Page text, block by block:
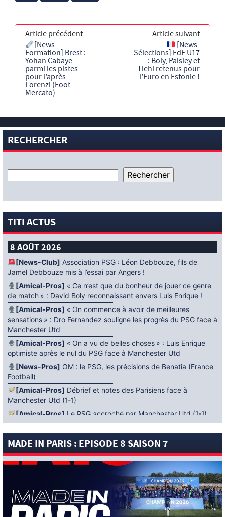
Article précédent
[News-
Formation] Brest :
Yohan Cabaye
parmi les pistes
pour l’après-
Lorenzi (Foot
Mercato)
Article suivant
[News-
Sélections] EdF U17
: Boly, Paisley et
Tiehi retenus pour
l’Euro en Estonie !
RECHERCHER
TITI ACTUS
8 AOÛT 2026
[News-Club] Association PSG : Léon Debbouze, fils de
Jamel Debbouze mis à l’essai par Angers !
[Amical-Pros] « Ce n’est que du bonheur de jouer ce genre
de match » : David Boly reconnaissant envers Luis Enrique !
[Amical-Pros] « On commence à avoir de meilleures
sensations » : Dro Fernandez souligne les progrès du PSG face à
Manchester Utd
[Amical-Pros] « On a vu de belles choses » : Luis Enrique
optimiste après le nul du PSG face à Manchester Utd
[News-Pros] OM : le PSG, les précisions de Benatia (France
Football)
[Amical-Pros] Débrief et notes des Parisiens face à
Manchester Utd (1-1)
[Amical-Pros] Le PSG accroché par Manchester Utd (1-1)
5 AOÛT 2026
[News-Pros]Le Barça aurait fixé une deadline au PSG dans
le dossier Ferran Torres (Diario Sport)
[News-Pros]Amical : Le groupe du PSG avec 15 Titis face à
Majorque ! (Officiel)
[News-Pros]
Rumeur : Le Bayer Leverkusen aurait lancé des
MADE IN PARIS : EPISODE 8 SAISON 7